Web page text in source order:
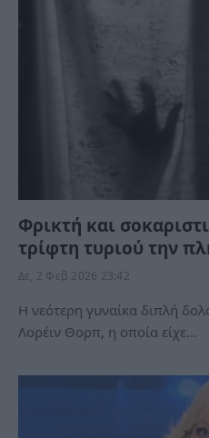
Φρικτή και
τρίφτη τυριού την
Δε, 2 Φεβ 2026 23:42
Η νεότερη γυναίκα διπλή
Λορέιν Θορπ, η οποία είχε…